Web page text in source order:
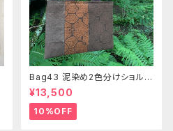
Bag43 泥染め2色分けショルダ
ーバッグ 37x27cm パソコン
バッグ シピボ族の泥染め
¥13,500
10%OFF